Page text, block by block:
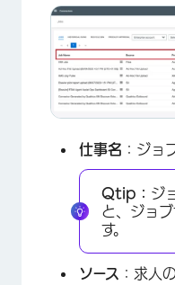
仕事名 ：ジョ
Qtip： ジ
と、ジョ
す。
ソース ：求人